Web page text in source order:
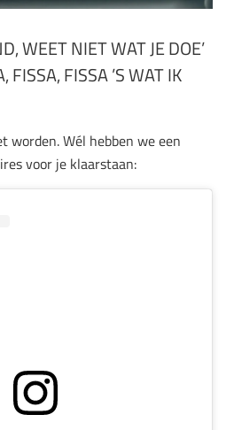
WEET NIET WAT JE DOE’
FISSA, FISSA ’S WAT IK
worden. Wél hebben we een
voor je klaarstaan: